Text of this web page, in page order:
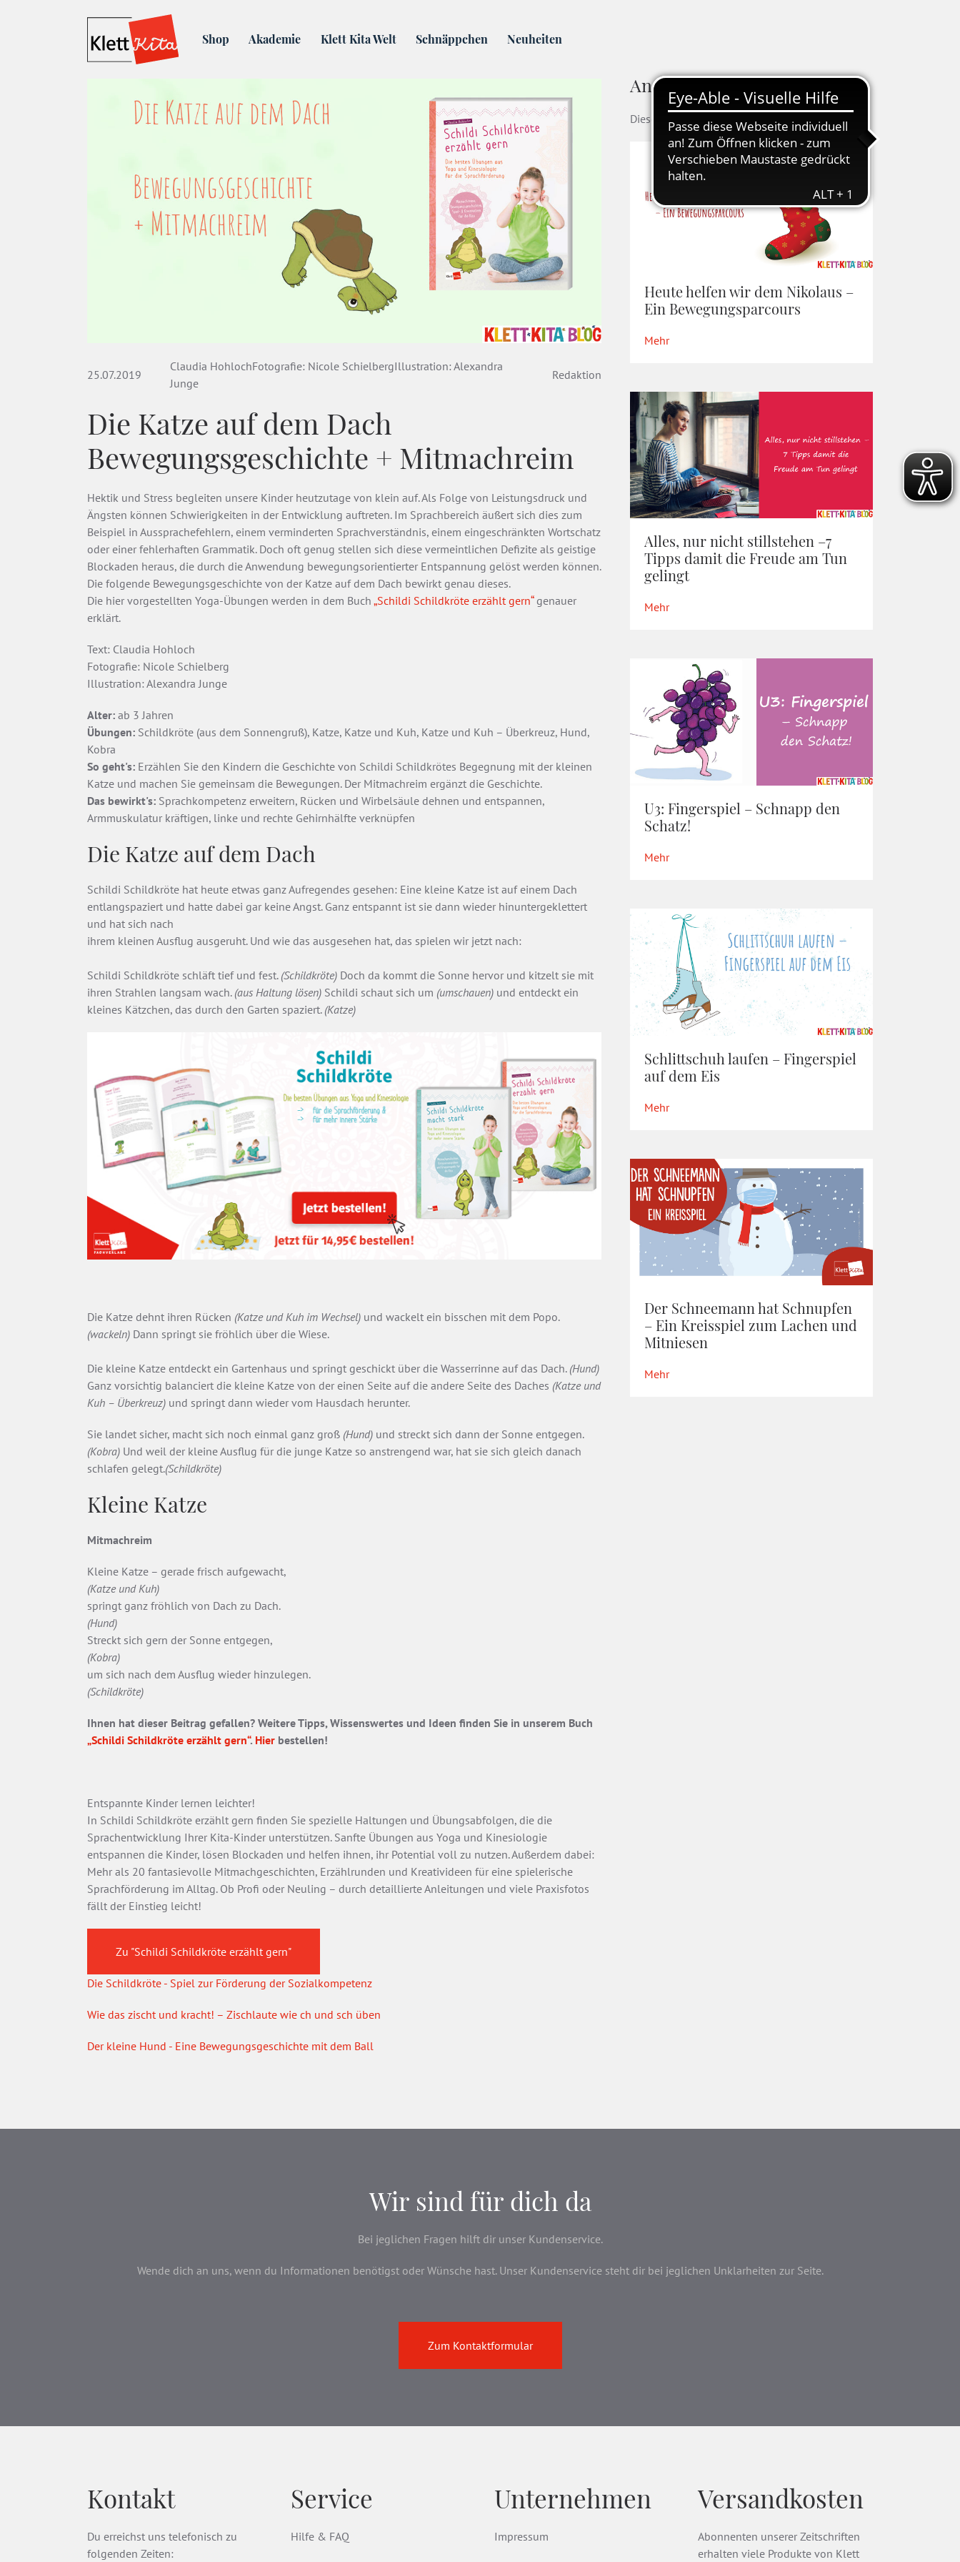
Shop Akademie Klett Kita Welt Schnäppchen Neuheiten
Blog Die Katze auf dem Dach Bewegungsgeschichte + Mitmachreim
25.07.2019
Claudia HohlochFotografie: Nicole SchielbergIllustration: Alexandra
Junge
Redaktion
Die Katze auf dem Dach
Bewegungsgeschichte + Mitmachreim
Hektik und Stress begleiten unsere Kinder heutzutage von klein auf. Als Folge von Leistungsdruck und
Ängsten können Schwierigkeiten in der Entwicklung auftreten. Im Sprachbereich äußert sich dies zum
Beispiel in Aussprachefehlern, einem verminderten Sprachverständnis, einem eingeschränkten Wortschatz
oder einer fehlerhaften Grammatik. Doch oft genug stellen sich diese vermeintlichen Defizite als geistige
Blockaden heraus, die durch die Anwendung bewegungsorientierter Entspannung gelöst werden können.
Die folgende Bewegungsgeschichte von der Katze auf dem Dach bewirkt genau dieses.
Die hier vorgestellten Yoga-Übungen werden in dem Buch „Schildi Schildkröte erzählt gern“genauer
erklärt.
Text: Claudia Hohloch
Fotografie: Nicole Schielberg
Illustration: Alexandra Junge
Alter: ab 3 Jahren
Übungen: Schildkröte (aus dem Sonnengruß), Katze, Katze und Kuh, Katze und Kuh – Überkreuz, Hund,
Kobra
So geht's: Erzählen Sie den Kindern die Geschichte von Schildi Schildkrötes Begegnung mit der kleinen
Katze und machen Sie gemeinsam die Bewegungen. Der Mitmachreim ergänzt die Geschichte.
Das bewirkt's: Sprachkompetenz erweitern, Rücken und Wirbelsäule dehnen und entspannen,
Armmuskulatur kräftigen, linke und rechte Gehirnhälfte verknüpfen
Die Katze auf dem Dach
Schildi Schildkröte hat heute etwas ganz Aufregendes gesehen: Eine kleine Katze ist auf einem Dach
entlangspaziert und hatte dabei gar keine Angst. Ganz entspannt ist sie dann wieder hinuntergeklettert
und hat sich nach
ihrem kleinen Ausflug ausgeruht. Und wie das ausgesehen hat, das spielen wir jetzt nach:
Schildi Schildkröte schläft tief und fest. (Schildkröte) Doch da kommt die Sonne hervor und kitzelt sie mit
ihren Strahlen langsam wach. (aus Haltung lösen) Schildi schaut sich um (umschauen) und entdeckt ein
kleines Kätzchen, das durch den Garten spaziert. (Katze)
Die Katze dehnt ihren Rücken (Katze und Kuh im Wechsel) und wackelt ein bisschen mit dem Popo.
(wackeln) Dann springt sie fröhlich über die Wiese.
Die kleine Katze entdeckt ein Gartenhaus und springt geschickt über die Wasserrinne auf das Dach. (Hund)
Ganz vorsichtig balanciert die kleine Katze von der einen Seite auf die andere Seite des Daches (Katze und
Kuh – Überkreuz) und springt dann wieder vom Hausdach herunter.
Sie landet sicher, macht sich noch einmal ganz groß (Hund) und streckt sich dann der Sonne entgegen.
(Kobra) Und weil der kleine Ausflug für die junge Katze so anstrengend war, hat sie sich gleich danach
schlafen gelegt.(Schildkröte)
Kleine Katze
Mitmachreim
Kleine Katze – gerade frisch aufgewacht,
(Katze und Kuh)
springt ganz fröhlich von Dach zu Dach.
(Hund)
Streckt sich gern der Sonne entgegen,
(Kobra)
um sich nach dem Ausflug wieder hinzulegen.
(Schildkröte)
Ihnen hat dieser Beitrag gefallen? Weitere Tipps, Wissenswertes und Ideen finden Sie in unserem Buch
„Schildi Schildkröte erzählt gern“. Hier bestellen!
Entspannte Kinder lernen leichter!
In Schildi Schildkröte erzählt gern finden Sie spezielle Haltungen und Übungsabfolgen, die die
Sprachentwicklung Ihrer Kita-Kinder unterstützen. Sanfte Übungen aus Yoga und Kinesiologie
entspannen die Kinder, lösen Blockaden und helfen ihnen, ihr Potential voll zu nutzen. Außerdem dabei:
Mehr als 20 fantasievolle Mitmachgeschichten, Erzählrunden und Kreativideen für eine spielerische
Sprachförderung im Alltag. Ob Profi oder Neuling – durch detaillierte Anleitungen und viele Praxisfotos
fällt der Einstieg leicht!
Zu "Schildi Schildkröte erzählt gern"
Die Schildkröte - Spiel zur Förderung der Sozialkompetenz
Wie das zischt und kracht! – Zischlaute wie ch und sch üben
Der kleine Hund - Eine Bewegungsgeschichte mit dem Ball
Andere Blogbeiträge
Diese Artikel könnten Ihnen auch gefallen
Heute helfen wir dem Nikolaus –
Ein Bewegungsparcours
Mehr
Alles, nur nicht stillstehen –7
Tipps damit die Freude am Tun
gelingt
Mehr
U3: Fingerspiel – Schnapp den
Schatz!
Mehr
Schlittschuh laufen – Fingerspiel
auf dem Eis
Mehr
Der Schneemann hat Schnupfen
– Ein Kreisspiel zum Lachen und
Mitniesen
Mehr
Wir sind für dich da
Bei jeglichen Fragen hilft dir unser Kundenservice.
Wende dich an uns, wenn du Informationen benötigst oder Wünsche hast. Unser Kundenservice steht dir bei jeglichen Unklarheiten zur Seite.
Zum Kontaktformular
Kontakt
Du erreichst uns telefonisch zu
folgenden Zeiten:
Service
Hilfe & FAQ
Unternehmen
Impressum
Versandkosten
Abonnenten unserer Zeitschriften
erhalten viele Produkte von Klett